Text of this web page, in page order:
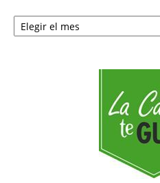
Notícies
per